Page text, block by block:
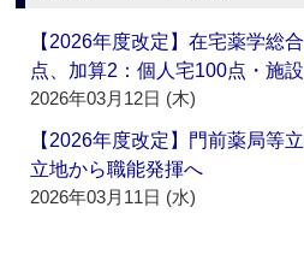
【2026年度改定】在宅薬学総
点、加算2：個人宅100点・施
2026年03月12日 (木)
【2026年度改定】門前薬局等
立地から職能発揮へ
2026年03月11日 (水)